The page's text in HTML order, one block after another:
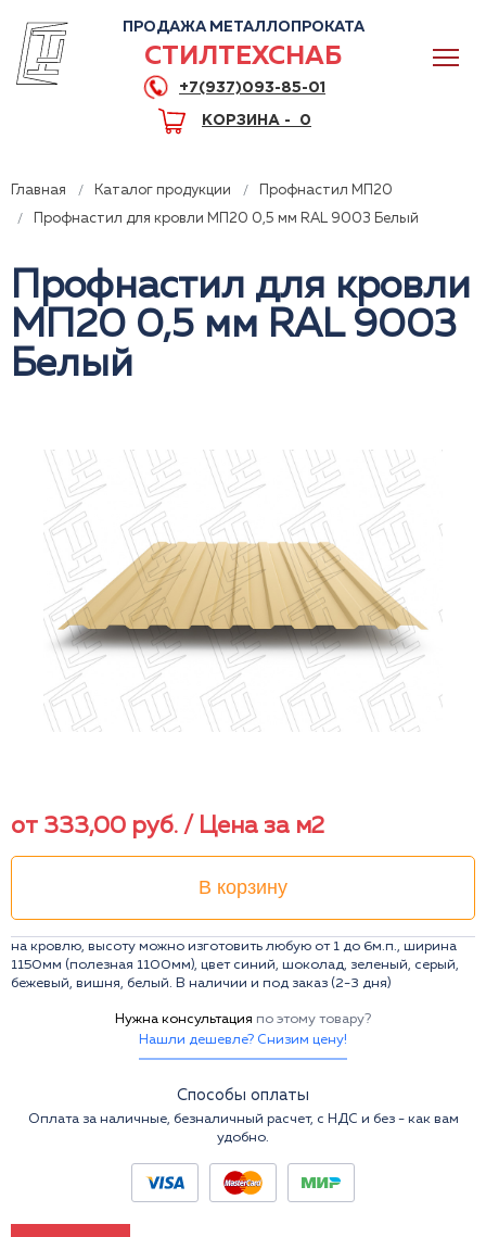
0
ПРОДАЖА МЕТАЛЛОПРОКАТА
СТИЛТЕХСНАБ
+7(937)093-85-01
КОРЗИНА - 0
Главная Каталог продукции
Профнастил МП20
Профнастил для кровли МП20 0,5 мм RAL 9003 Белый
Профнастил для кровли
МП20 0,5 мм RAL 9003
Белый
от 333,00 руб. / Цена за м2
В корзину
на кровлю, высоту можно изготовить любую от 1 до 6м.п., ширина
1150мм (полезная 1100мм), цвет синий, шоколад, зеленый, серый,
бежевый, вишня, белый. В наличии и под заказ (2-3 дня)
Нужна консультация по этому товару?
Нашли дешевле? Снизим цену!
Способы оплаты
Оплата за наличные, безналичный расчет, с НДС и без - как вам
удобно.